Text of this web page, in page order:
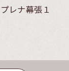
レナ幕張１